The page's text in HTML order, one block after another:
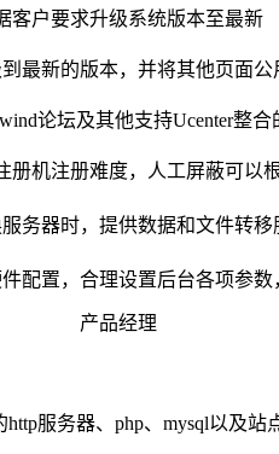
客户要求升级系统版本至最新
最新的版本，并将其他页面
论坛及其他支持Ucenter整
册机注册难度，人工屏蔽可以
服务器时，提供数据和文件转移
配置，合理设置后台各项参
产品经理
服务器、php、mysql以及站